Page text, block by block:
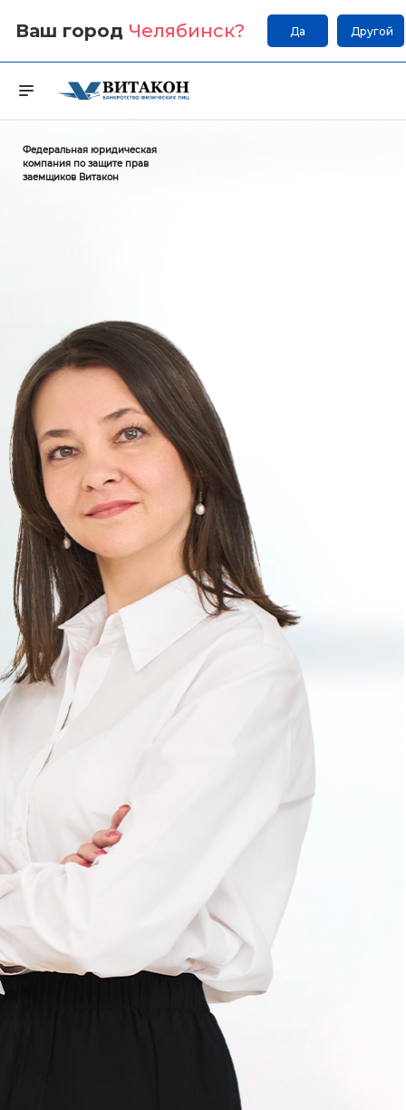
Ваш город Челябинск? Да Другой
Федеральная юридическая
компания по защите прав
заемщиков Витакон